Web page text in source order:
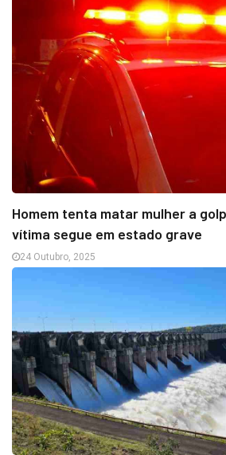
Homem tenta matar mulher a
vítima segue em estado grave
24 Outubro, 2025